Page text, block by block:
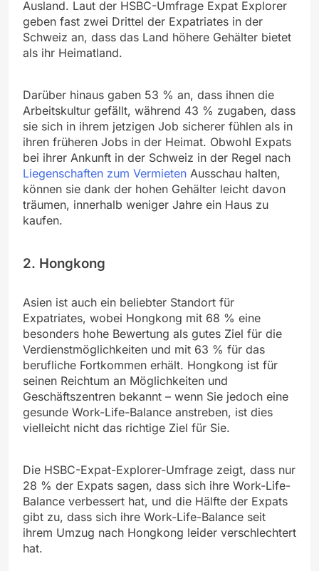
Ausland. Laut der HSBC-Umfrage Expat Explorer
geben fast zwei Drittel der Expatriates in der
Schweiz an, dass das Land höhere Gehälter bietet
als ihr Heimatland.
Darüber hinaus gaben 53 % an, dass ihnen die
Arbeitskultur gefällt, während 43 % zugaben, dass
sie sich in ihrem jetzigen Job sicherer fühlen als in
ihren früheren Jobs in der Heimat. Obwohl Expats
bei ihrer Ankunft in der Schweiz in der Regel nach
Liegenschaften zum Vermieten Ausschau halten,
können sie dank der hohen Gehälter leicht davon
träumen, innerhalb weniger Jahre ein Haus zu
kaufen.
2. Hongkong
Asien ist auch ein beliebter Standort für
Expatriates, wobei Hongkong mit 68 % eine
besonders hohe Bewertung als gutes Ziel für die
Verdienstmöglichkeiten und mit 63 % für das
berufliche Fortkommen erhält. Hongkong ist für
seinen Reichtum an Möglichkeiten und
Geschäftszentren bekannt – wenn Sie jedoch eine
gesunde Work-Life-Balance anstreben, ist dies
vielleicht nicht das richtige Ziel für Sie.
Die HSBC-Expat-Explorer-Umfrage zeigt, dass nur
28 % der Expats sagen, dass sich ihre Work-Life-
Balance verbessert hat, und die Hälfte der Expats
gibt zu, dass sich ihre Work-Life-Balance seit
ihrem Umzug nach Hongkong leider verschlechtert
hat.